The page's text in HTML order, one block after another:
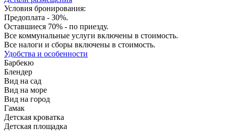
Условия бронирования:
Предоплата - 30%.
Оставшиеся 70% - по приезду.
Все коммунальные услуги включены в стоимость.
Все налоги и сборы включены в стоимость.
Удобства и особенности
Барбекю
Блендер
Вид на сад
Вид на море
Вид на город
Гамак
Детская кроватка
Детская площадка